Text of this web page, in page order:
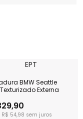
BMW Seattle
Externa
R$ 54,98